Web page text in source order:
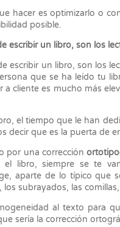
hacer es optimizarlo o
posible.
escribir un libro, son los
escribir un libro, son los
que se ha leído tu
a cliente es mucho más
el tiempo que le han
decir que es la puerta de
por una corrección
el libro, siempre se te
aparte de lo típico que
subrayados, las
al texto para
sería la corrección